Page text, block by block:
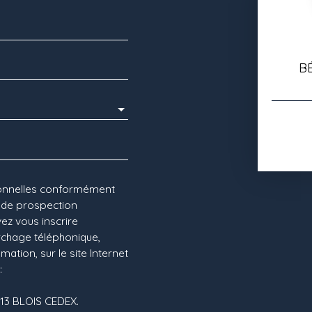
conformément
de prospection
vous inscrire
téléphonique,
sur le site Internet
BLOIS CEDEX.